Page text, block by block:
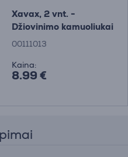
Xavax, 2 vnt. -
Džiovinimo kamuoliukai
00111013
Kaina:
8.99 €